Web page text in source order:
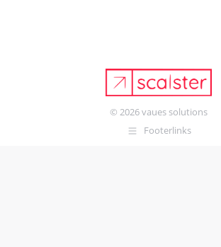
© 2026vaues solutions
Footerlinks